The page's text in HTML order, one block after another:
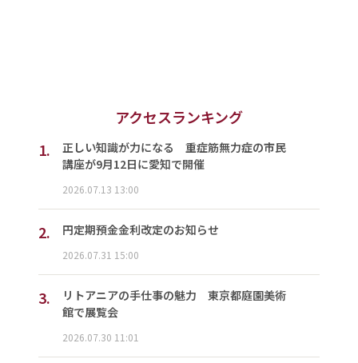
アクセスランキング
1.
正しい知識が力になる 重症筋無力症の市民
講座が9月12日に愛知で開催
2026.07.13 13:00
2. 円定期預金金利改定のお知らせ
2026.07.31 15:00
3.
リトアニアの手仕事の魅力 東京都庭園美術
館で展覧会
2026.07.30 11:01